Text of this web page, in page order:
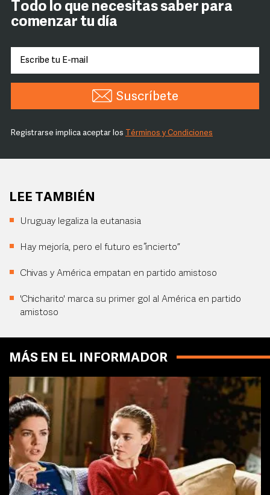
Todo lo que necesitas saber para
comenzar tu día
Suscríbete
Registrarse implica aceptar los Términos y Condiciones
LEE TAMBIÉN
Uruguay legaliza la eutanasia
Hay mejoría, pero el futuro es “incierto”
Chivas y América empatan en partido amistoso
'Chicharito' marca su primer gol al América en partido
amistoso
MÁS EN EL INFORMADOR